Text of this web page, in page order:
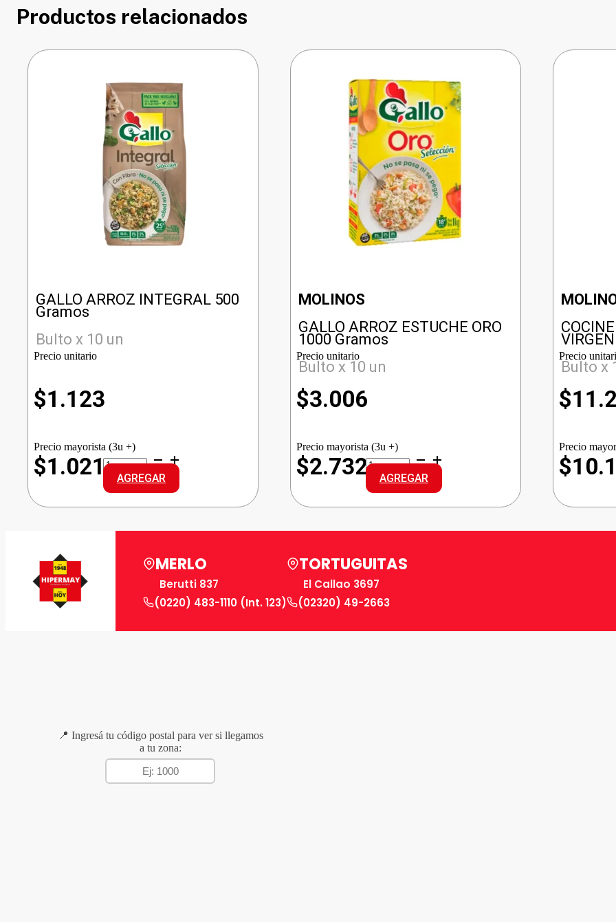
Productos relacionados
GALLO ARROZ INTEGRAL 500
Gramos
Bulto x 10 un
Precio unitario
$1.123
Precio mayorista (3u +)
$1.021GALLO
ARROZ
INTEGRAL
cantidad
AGREGAR
MOLINOS
GALLO ARROZ ESTUCHE ORO
1000 Gramos
Bulto x 10 un
Precio unitario
$3.006
Precio mayorista (3u +)
$2.732GALLO
ARROZ
ESTUCHE
ORO
cantidad
AGREGAR
Bulto x
Precio
$
Precio
MERLO
Berutti 837
(0220) 483-1110 (Int. 123)
TORTUGUITAS
El Callao 3697
(02320) 49-2663
📍 Ingresá tu código postal para ver si llegamos
a tu zona: